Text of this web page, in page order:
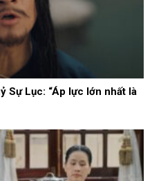
Sự Lục: “Áp lực lớn nhất là